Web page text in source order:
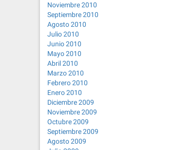
Noviembre 2010
Septiembre 2010
Agosto 2010
Julio 2010
Junio 2010
Mayo 2010
Abril 2010
Marzo 2010
Febrero 2010
Enero 2010
Diciembre 2009
Noviembre 2009
Octubre 2009
Septiembre 2009
Agosto 2009